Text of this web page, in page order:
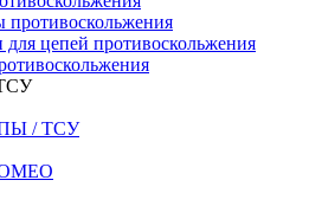
противоскольжения
для цепей противоскольжения
/ ТСУ